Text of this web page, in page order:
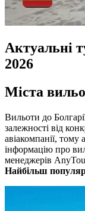
Актуальні
2026
Міста
Вильоти до
залежності від
авіакомпанії, тому
інформацію про
менеджерів
Найбільш